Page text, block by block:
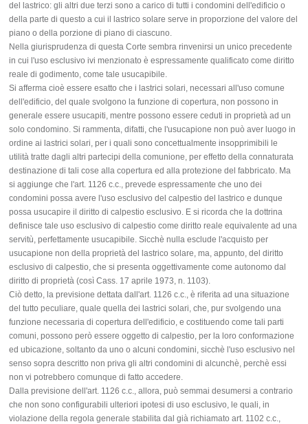
del lastrico: gli altri due terzi sono a carico di tutti i condomini dell'edificio o
della parte di questo a cui il lastrico solare serve in proporzione del valore del
piano o della porzione di piano di ciascuno.
Nella giurisprudenza di questa Corte sembra rinvenirsi un unico precedente
in cui l'uso esclusivo ivi menzionato è espressamente qualificato come diritto
reale di godimento, come tale usucapibile.
Si afferma cioè essere esatto che i lastrici solari, necessari all'uso comune
dell'edificio, del quale svolgono la funzione di copertura, non possono in
generale essere usucapiti, mentre possono essere ceduti in proprietà ad un
solo condomino. Si rammenta, difatti, che l'usucapione non può aver luogo in
ordine ai lastrici solari, per i quali sono concettualmente insopprimibili le
utilità tratte dagli altri partecipi della comunione, per effetto della connaturata
destinazione di tali cose alla copertura ed alla protezione del fabbricato. Ma
si aggiunge che l'art. 1126 c.c., prevede espressamente che uno dei
condomini possa avere l'uso esclusivo del calpestio del lastrico e dunque
possa usucapire il diritto di calpestio esclusivo. E si ricorda che la dottrina
definisce tale uso esclusivo di calpestio come diritto reale equivalente ad una
servitù, perfettamente usucapibile. Sicchè nulla esclude l'acquisto per
usucapione non della proprietà del lastrico solare, ma, appunto, del diritto
esclusivo di calpestio, che si presenta oggettivamente come autonomo dal
diritto di proprietà (così Cass. 17 aprile 1973, n. 1103).
Ciò detto, la previsione dettata dall'art. 1126 c.c., è riferita ad una situazione
del tutto peculiare, quale quella dei lastrici solari, che, pur svolgendo una
funzione necessaria di copertura dell'edificio, e costituendo come tali parti
comuni, possono però essere oggetto di calpestio, per la loro conformazione
ed ubicazione, soltanto da uno o alcuni condomini, sicchè l'uso esclusivo nel
senso sopra descritto non priva gli altri condomini di alcunchè, perchè essi
non vi potrebbero comunque di fatto accedere.
Dalla previsione dell'art. 1126 c.c., allora, può semmai desumersi a contrario
che non sono configurabili ulteriori ipotesi di uso esclusivo, le quali, in
violazione della regola generale stabilita dal già richiamato art. 1102 c.c.,